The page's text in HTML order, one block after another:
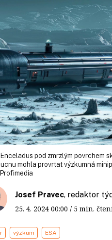
pod zmrzlým povrchem
mohla provrtat výzkumná
Profimedia
Josef Pravec, redaktor
25. 4. 2024 00:00 / 5 min.
výzkum ESA